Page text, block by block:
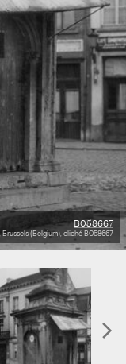
B058667
Brussels (Belgium), cliché B058667